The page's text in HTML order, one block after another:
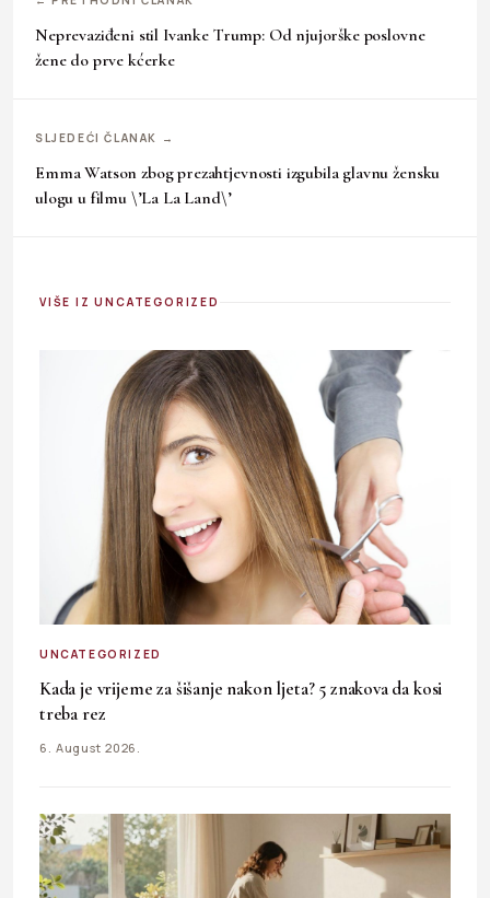
Neprevaziđeni stil Ivanke Trump: Od njujorške poslovne
žene do prve kćerke
SLJEDEĆI ČLANAK →
Emma Watson zbog prezahtjevnosti izgubila glavnu žensku
ulogu u filmu \’La La Land\’
VIŠE IZ UNCATEGORIZED
UNCATEGORIZED
Kada je vrijeme za šišanje nakon ljeta? 5 znakova da kosi
treba rez
6. August 2026.